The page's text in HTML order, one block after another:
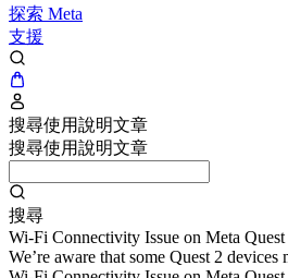
探索 Meta
支援
搜尋使用說明文章
搜尋使用說明文章
搜尋
Wi-Fi Connectivity Issue on Meta Quest
We’re aware that some Quest 2